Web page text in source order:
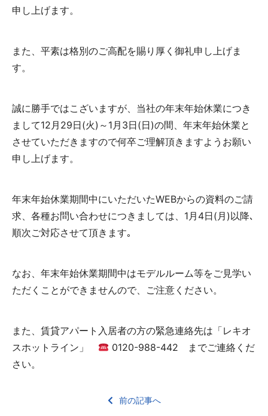
申し上げます。
また、平素は格別のご高配を賜り厚く御礼申し上げま
す。
誠に勝手ではこざいますが、当社の年末年始休業につき
まして12月29日(火)～1月3日(日)の間、年末年始休業と
させていただきますので何卒ご理解頂きますようお願い
申し上げます。
年末年始休業期間中にいただいたWEBからの資料のご請
求、各種お問い合わせにつきましては、1月4日(月)以降､
順次ご対応させて頂きます｡
なお、年末年始休業期間中はモデルルーム等をご見学い
ただくことができませんので、ご注意ください。
また、賃貸アパート入居者の方の緊急連絡先は「レキオ
スホットライン」
0120-988-442 までご連絡くだ
さい。
前の記事へ